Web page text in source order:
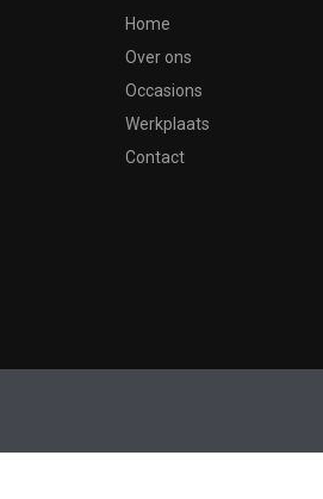
Home
Over ons
Occasions
Werkplaats
Contact